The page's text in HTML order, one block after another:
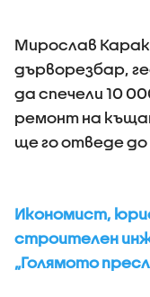
Мирослав
дърворезбар,
да спечели 10
ремонт на
ще го отведе
Икономист,
строителен
„Голямото